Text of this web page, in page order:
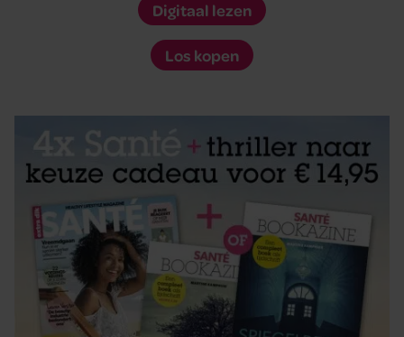
Digitaal lezen
Los kopen